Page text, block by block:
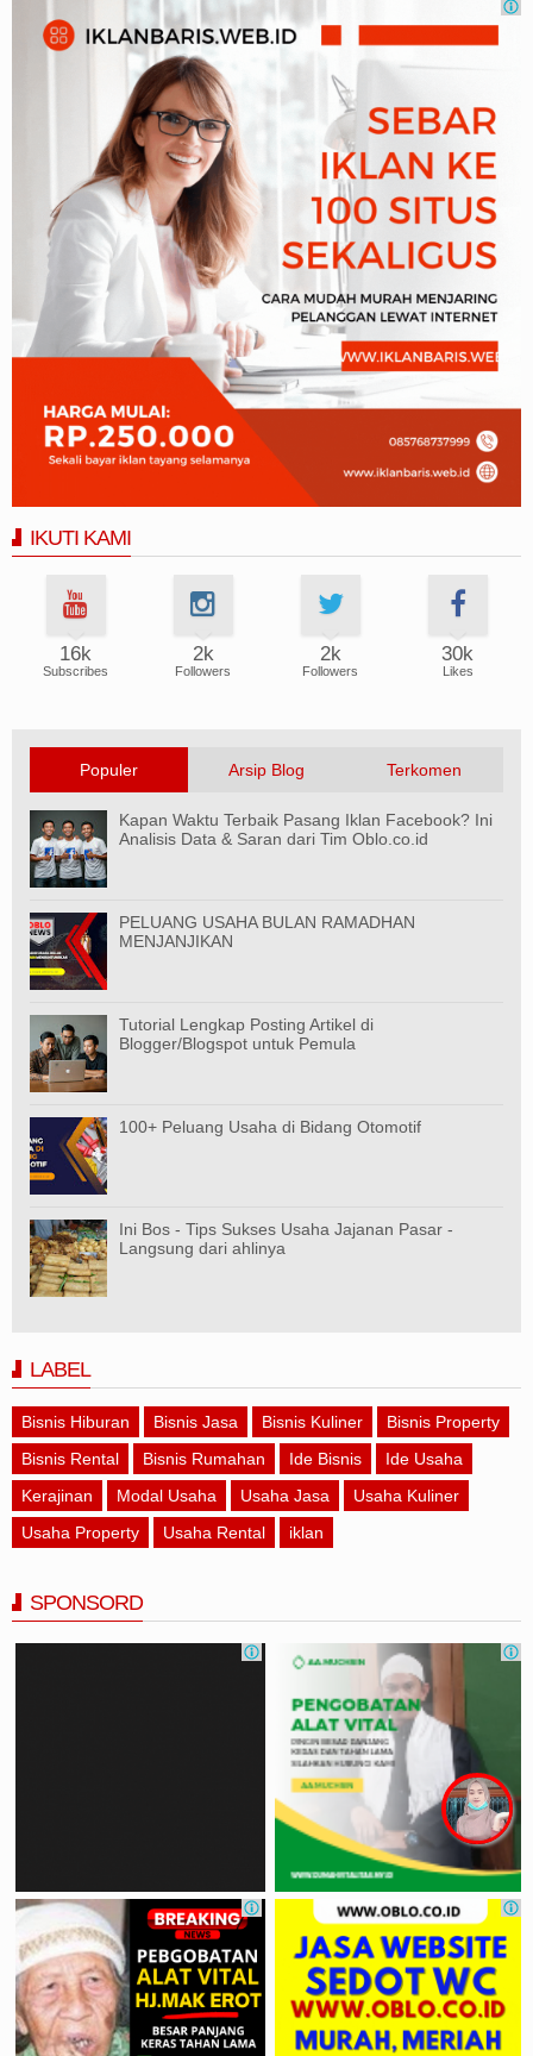
IKUTI KAMI
16k
Subscribes
2k
Followers
2k
Followers
30k
Likes
Populer Arsip Blog Terkomen
Kapan Waktu Terbaik Pasang Iklan Facebook? Ini
Analisis Data & Saran dari Tim Oblo.co.id
PELUANG USAHA BULAN RAMADHAN
MENJANJIKAN
Tutorial Lengkap Posting Artikel di
Blogger/Blogspot untuk Pemula
100+ Peluang Usaha di Bidang Otomotif
Ini Bos - Tips Sukses Usaha Jajanan Pasar -
Langsung dari ahlinya
LABEL
Bisnis Hiburan Bisnis Jasa Bisnis Kuliner
Bisnis Property
Bisnis Rental
Bisnis Rumahan Ide Bisnis
Ide Usaha
Kerajinan
Modal Usaha Usaha Jasa
Usaha Kuliner
Usaha Property
Usaha Rental iklan
SPONSORD